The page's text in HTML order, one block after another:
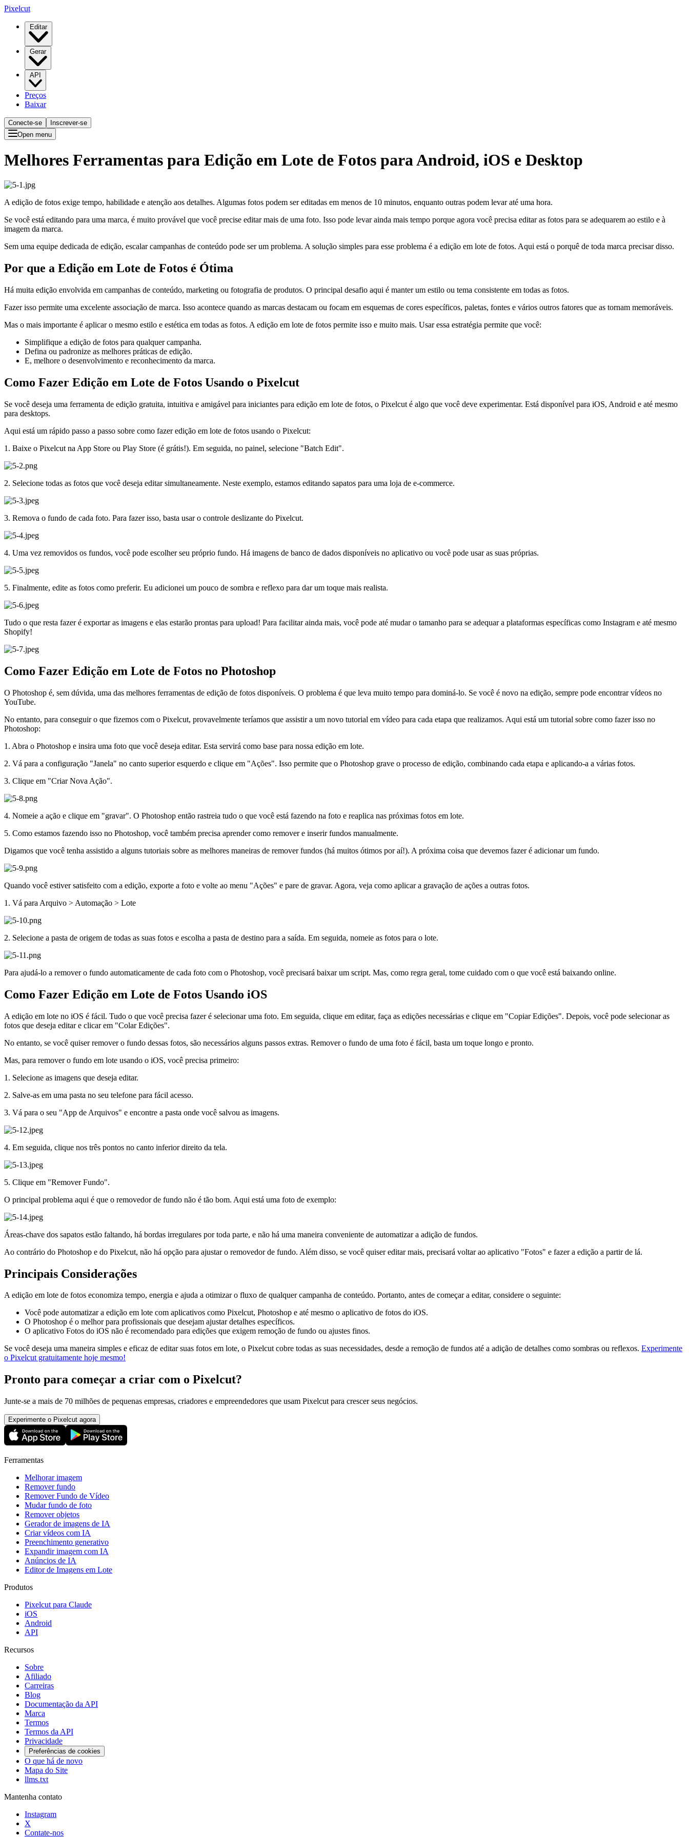
Pixelcut
Editar
Gerar
API
Preços
Baixar
Conecte-se
Inscrever-se
Open menu
Melhores Ferramentas para Edição em Lote de Fotos para Android, iOS e Desktop
A edição de fotos exige tempo, habilidade e atenção aos detalhes. Algumas fotos podem ser editadas em menos de 10 minutos, enquanto outras podem levar até uma hora.
Se você está editando para uma marca, é muito provável que você precise editar mais de uma foto. Isso pode levar ainda mais tempo porque agora você precisa editar as fotos para se adequarem ao estilo e à
imagem da marca.
Sem uma equipe dedicada de edição, escalar campanhas de conteúdo pode ser um problema. A solução simples para esse problema é a edição em lote de fotos. Aqui está o porquê de toda marca precisar disso.
Por que a Edição em Lote de Fotos é Ótima
Há muita edição envolvida em campanhas de conteúdo, marketing ou fotografia de produtos. O principal desafio aqui é manter um estilo ou tema consistente em todas as fotos.
Fazer isso permite uma excelente associação de marca. Isso acontece quando as marcas destacam ou focam em esquemas de cores específicos, paletas, fontes e vários outros fatores que as tornam memoráveis.
Mas o mais importante é aplicar o mesmo estilo e estética em todas as fotos. A edição em lote de fotos permite isso e muito mais. Usar essa estratégia permite que você:
Simplifique a edição de fotos para qualquer campanha.
Defina ou padronize as melhores práticas de edição.
E, melhore o desenvolvimento e reconhecimento da marca.
Como Fazer Edição em Lote de Fotos Usando o Pixelcut
Se você deseja uma ferramenta de edição gratuita, intuitiva e amigável para iniciantes para edição em lote de fotos, o Pixelcut é algo que você deve experimentar. Está disponível para iOS, Android e até mesmo
para desktops.
Aqui está um rápido passo a passo sobre como fazer edição em lote de fotos usando o Pixelcut:
1. Baixe o Pixelcut na App Store ou Play Store (é grátis!). Em seguida, no painel, selecione "Batch Edit".
2. Selecione todas as fotos que você deseja editar simultaneamente. Neste exemplo, estamos editando sapatos para uma loja de e-commerce.
3. Remova o fundo de cada foto. Para fazer isso, basta usar o controle deslizante do Pixelcut.
4. Uma vez removidos os fundos, você pode escolher seu próprio fundo. Há imagens de banco de dados disponíveis no aplicativo ou você pode usar as suas próprias.
5. Finalmente, edite as fotos como preferir. Eu adicionei um pouco de sombra e reflexo para dar um toque mais realista.
Tudo o que resta fazer é exportar as imagens e elas estarão prontas para upload! Para facilitar ainda mais, você pode até mudar o tamanho para se adequar a plataformas específicas como Instagram e até mesmo
Shopify!
Como Fazer Edição em Lote de Fotos no Photoshop
O Photoshop é, sem dúvida, uma das melhores ferramentas de edição de fotos disponíveis. O problema é que leva muito tempo para dominá-lo. Se você é novo na edição, sempre pode encontrar vídeos no
YouTube.
No entanto, para conseguir o que fizemos com o Pixelcut, provavelmente teríamos que assistir a um novo tutorial em vídeo para cada etapa que realizamos. Aqui está um tutorial sobre como fazer isso no
Photoshop:
1. Abra o Photoshop e insira uma foto que você deseja editar. Esta servirá como base para nossa edição em lote.
2. Vá para a configuração "Janela" no canto superior esquerdo e clique em "Ações". Isso permite que o Photoshop grave o processo de edição, combinando cada etapa e aplicando-a a várias fotos.
3. Clique em "Criar Nova Ação".
4. Nomeie a ação e clique em "gravar". O Photoshop então rastreia tudo o que você está fazendo na foto e reaplica nas próximas fotos em lote.
5. Como estamos fazendo isso no Photoshop, você também precisa aprender como remover e inserir fundos manualmente.
Digamos que você tenha assistido a alguns tutoriais sobre as melhores maneiras de remover fundos (há muitos ótimos por aí!). A próxima coisa que devemos fazer é adicionar um fundo.
Quando você estiver satisfeito com a edição, exporte a foto e volte ao menu "Ações" e pare de gravar. Agora, veja como aplicar a gravação de ações a outras fotos.
1. Vá para Arquivo > Automação > Lote
2. Selecione a pasta de origem de todas as suas fotos e escolha a pasta de destino para a saída. Em seguida, nomeie as fotos para o lote.
Para ajudá-lo a remover o fundo automaticamente de cada foto com o Photoshop, você precisará baixar um script. Mas, como regra geral, tome cuidado com o que você está baixando online.
Como Fazer Edição em Lote de Fotos Usando iOS
A edição em lote no iOS é fácil. Tudo o que você precisa fazer é selecionar uma foto. Em seguida, clique em editar, faça as edições necessárias e clique em "Copiar Edições". Depois, você pode selecionar as
fotos que deseja editar e clicar em "Colar Edições".
No entanto, se você quiser remover o fundo dessas fotos, são necessários alguns passos extras. Remover o fundo de uma foto é fácil, basta um toque longo e pronto.
Mas, para remover o fundo em lote usando o iOS, você precisa primeiro:
1. Selecione as imagens que deseja editar.
2. Salve-as em uma pasta no seu telefone para fácil acesso.
3. Vá para o seu "App de Arquivos" e encontre a pasta onde você salvou as imagens.
4. Em seguida, clique nos três pontos no canto inferior direito da tela.
5. Clique em "Remover Fundo".
O principal problema aqui é que o removedor de fundo não é tão bom. Aqui está uma foto de exemplo:
Áreas-chave dos sapatos estão faltando, há bordas irregulares por toda parte, e não há uma maneira conveniente de automatizar a adição de fundos.
Ao contrário do Photoshop e do Pixelcut, não há opção para ajustar o removedor de fundo. Além disso, se você quiser editar mais, precisará voltar ao aplicativo "Fotos" e fazer a edição a partir de lá.
Principais Considerações
A edição em lote de fotos economiza tempo, energia e ajuda a otimizar o fluxo de qualquer campanha de conteúdo. Portanto, antes de começar a editar, considere o seguinte:
Você pode automatizar a edição em lote com aplicativos como Pixelcut, Photoshop e até mesmo o aplicativo de fotos do iOS.
O Photoshop é o melhor para profissionais que desejam ajustar detalhes específicos.
O aplicativo Fotos do iOS não é recomendado para edições que exigem remoção de fundo ou ajustes finos.
Se você deseja uma maneira simples e eficaz de editar suas fotos em lote, o Pixelcut cobre todas as suas necessidades, desde a remoção de fundos até a adição de detalhes como sombras ou reflexos. Experimente
o Pixelcut gratuitamente hoje mesmo!
Pronto para começar a criar com o Pixelcut?
Junte-se a mais de 70 milhões de pequenas empresas, criadores e empreendedores que usam Pixelcut para crescer seus negócios.
Experimente o Pixelcut agora
Ferramentas
Melhorar imagem
Remover fundo
Remover Fundo de Vídeo
Mudar fundo de foto​
Remover objetos
Gerador de imagens de IA
Criar vídeos com IA
Preenchimento generativo
Expandir imagem com IA
Anúncios de IA
Editor de Imagens em Lote
Produtos
Pixelcut para Claude
iOS
Android
API
Recursos
Sobre
Afiliado
Carreiras
Blog
Documentação da API
Marca
Termos
Termos da API
Privacidade
Preferências de cookies
O que há de novo
Mapa do Site
llms.txt
Mantenha contato
Instagram
X
Contate-nos